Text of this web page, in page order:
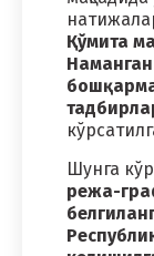
Қўмита
Шунга
режа-